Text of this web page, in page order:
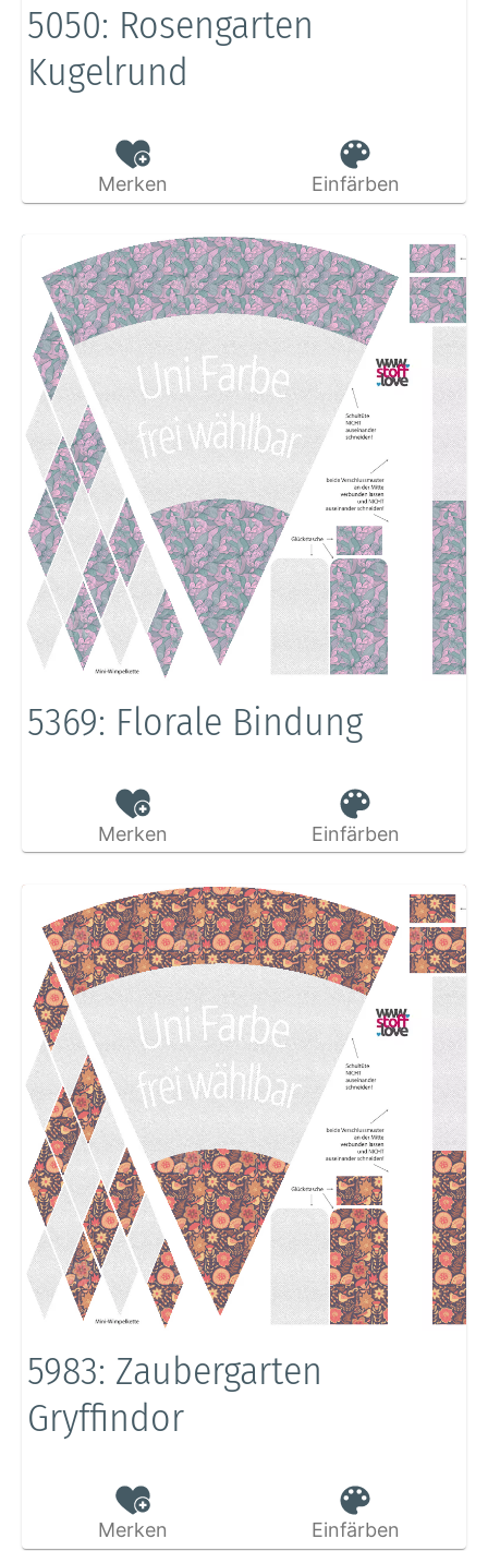
5050: Rosengarten
Kugelrund
Merken Einfärben
5369: Florale Bindung
Merken Einfärben
5983: Zaubergarten
Gryffindor
Merken Einfärben